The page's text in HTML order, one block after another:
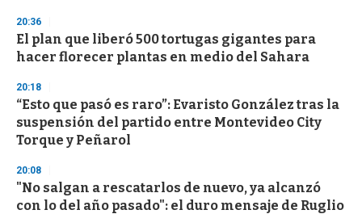
20:36
El plan que liberó 500 tortugas gigantes para
hacer florecer plantas en medio del Sahara
20:18
“Esto que pasó es raro”: Evaristo González tras la
suspensión del partido entre Montevideo City
Torque y Peñarol
20:08
"No salgan a rescatarlos de nuevo, ya alcanzó
con lo del año pasado": el duro mensaje de Ruglio